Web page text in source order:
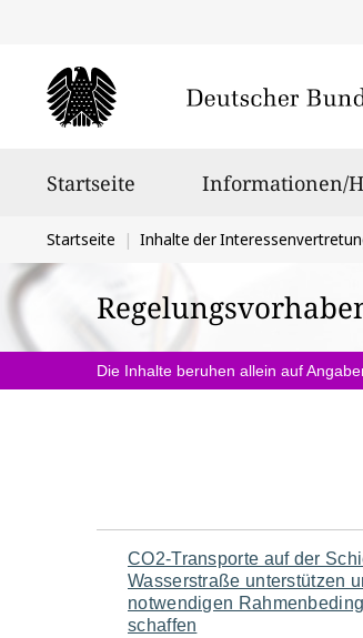
Startseite Informationen/
Sie
befinden
sich
hier:
Startseite Inhalte der
Die Inhalte beruhen allein auf
Navigation
für
CO2-Transporte auf der
Wasserstraße unterstützen
notwendigen
schaffen